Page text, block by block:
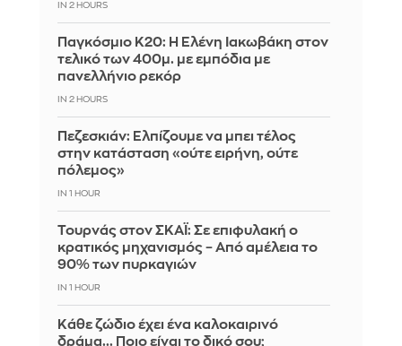
IN 2 HOURS
Παγκόσμιο Κ20: Η Ελένη Ιακωβάκη στον
τελικό των 400μ. με εμπόδια με
πανελλήνιο ρεκόρ
IN 2 HOURS
Πεζεσκιάν: Ελπίζουμε να μπει τέλος
στην κατάσταση «ούτε ειρήνη, ούτε
πόλεμος»
IN 1 HOUR
Τουρνάς στον ΣΚΑΪ: Σε επιφυλακή ο
κρατικός μηχανισμός – Από αμέλεια το
90% των πυρκαγιών
IN 1 HOUR
Κάθε ζώδιο έχει ένα καλοκαιρινό
δράμα... Ποιο είναι το δικό σου;